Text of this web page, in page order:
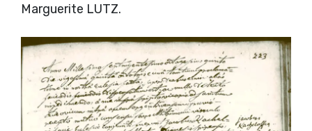
Marguerite LUTZ.